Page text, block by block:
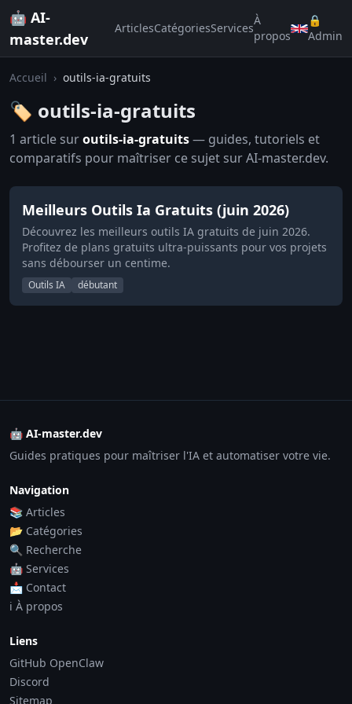
🤖 AI-
master.dev
ArticlesCatégoriesServices
À
propos
🔒
Admin
Accueil › outils-ia-gratuits
🏷️ outils-ia-gratuits
1 article suroutils-ia-gratuits— guides, tutoriels et
comparatifs pour maîtriser ce sujet sur AI-master.dev.
Meilleurs Outils Ia Gratuits (juin 2026)
Découvrez les meilleurs outils IA gratuits de juin 2026.
Profitez de plans gratuits ultra-puissants pour vos projets
sans débourser un centime.
Outils IA débutant
🤖 AI-master.dev
Guides pratiques pour maîtriser l'IA et automatiser votre vie.
Navigation
📚 Articles
📂 Catégories
🔍 Recherche
🤖 Services
📩 Contact
ℹ️ À propos
Liens
GitHub OpenClaw
Discord
Sitemap